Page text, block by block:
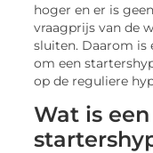
hoger en er is
vraagprijs van de
sluiten. Daarom
om een
op de reguliere
Wat is een